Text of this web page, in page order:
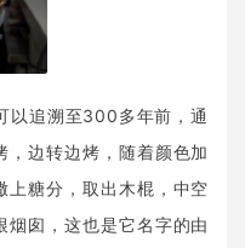
以追溯至300多年前，通
，边转边烤，随着颜色加
上糖分，取出木棍，中空
烟囱，这也是它名字的由